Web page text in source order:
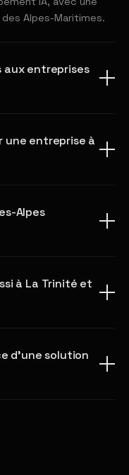
Alpes-Maritimes.
aux entreprises
une entreprise à
Alpes
à La Trinité et
d'une solution